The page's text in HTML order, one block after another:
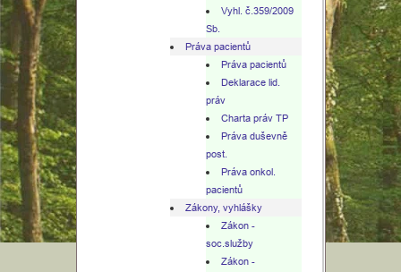
Vyhl. č.359/2009
Sb.
Práva pacientů
Práva pacientů
Deklarace lid.
práv
Charta práv TP
Práva duševně
post.
Práva onkol.
pacientů
Zákony, vyhlášky
Zákon -
soc.služby
Zákon -